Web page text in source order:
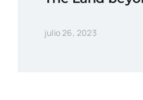
julio 26, 2023